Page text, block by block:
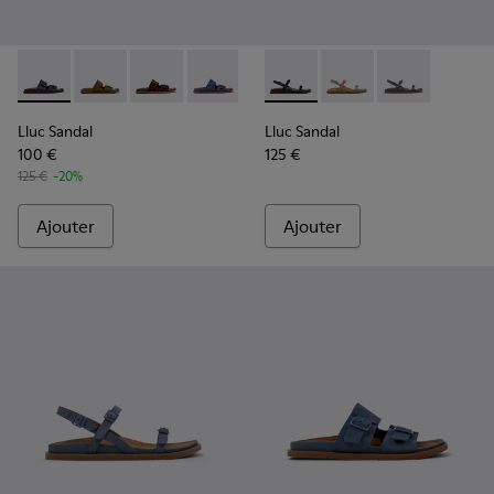
Lluc Sandal - K201881-001 - Sandales en cuir noir Pour
Lluc Sandal - K201881-006 - Sandales en daim
Lluc Sandal - K201881-005 - Sandales en
Lluc Sandal - K201881-004 -
Lluc Sandal - K201881-003 -
Lluc Sandal - K201881-
Lluc Sandal
100 €
125 € -20%
Ajouter
Lluc Sandal - K201883-001
Lluc Sandal -Lluc Sandal -
Lluc Sandal
125 €
Ajouter